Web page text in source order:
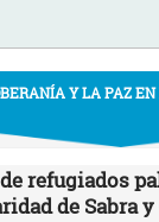
Y LA PAZ
refugiados
de Sabra